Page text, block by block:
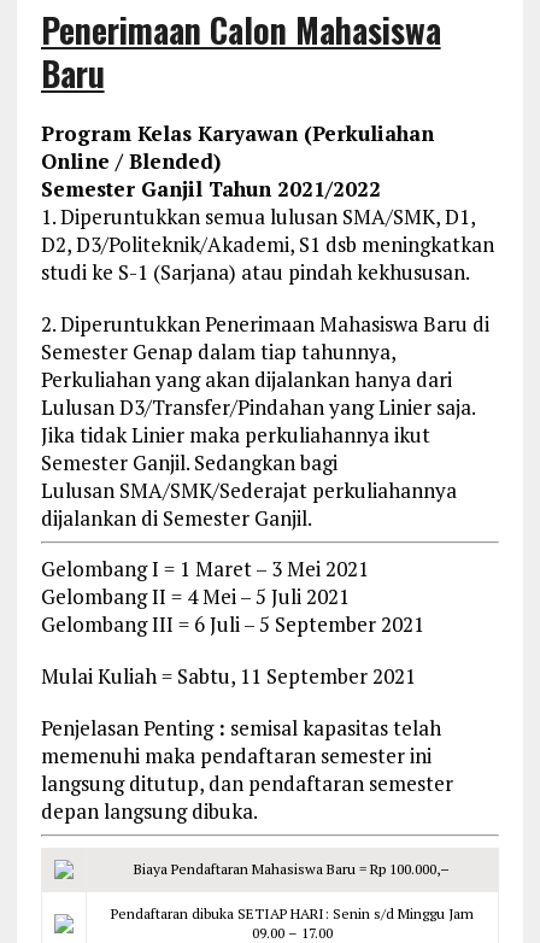
Penerimaan Calon Mahasiswa
Baru
Program Kelas Karyawan (Perkuliahan
Online / Blended)
Semester Ganjil Tahun 2021/2022
1. Diperuntukkan semua lulusan SMA/SMK, D1,
D2, D3/Politeknik/Akademi, S1 dsb meningkatkan
studi ke S-1 (Sarjana) atau pindah kekhususan.
2. Diperuntukkan Penerimaan Mahasiswa Baru di
Semester Genap dalam tiap tahunnya,
Perkuliahan yang akan dijalankan hanya dari
Lulusan D3/Transfer/Pindahan yang Linier saja.
Jika tidak Linier maka perkuliahannya ikut
Semester Ganjil. Sedangkan bagi
Lulusan SMA/SMK/Sederajat perkuliahannya
dijalankan di Semester Ganjil.
Gelombang I = 1 Maret – 3 Mei 2021
Gelombang II = 4 Mei – 5 Juli 2021
Gelombang III = 6 Juli – 5 September 2021
Mulai Kuliah = Sabtu, 11 September 2021
Penjelasan Penting : semisal kapasitas telah
memenuhi maka pendaftaran semester ini
langsung ditutup, dan pendaftaran semester
depan langsung dibuka.
Biaya Pendaftaran Mahasiswa Baru = Rp 100.000,–
Pendaftaran dibuka SETIAP HARI: Senin s/d Minggu Jam
09.00 – 17.00